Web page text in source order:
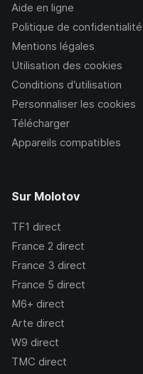
Aide en ligne
Politique de confidentialité
Mentions légales
Utilisation des cookies
Conditions d’utilisation
Personnaliser les cookies
Télécharger
Appareils compatibles
Sur Molotov
TF1 direct
France 2 direct
France 3 direct
France 5 direct
M6+ direct
Arte direct
W9 direct
TMC direct